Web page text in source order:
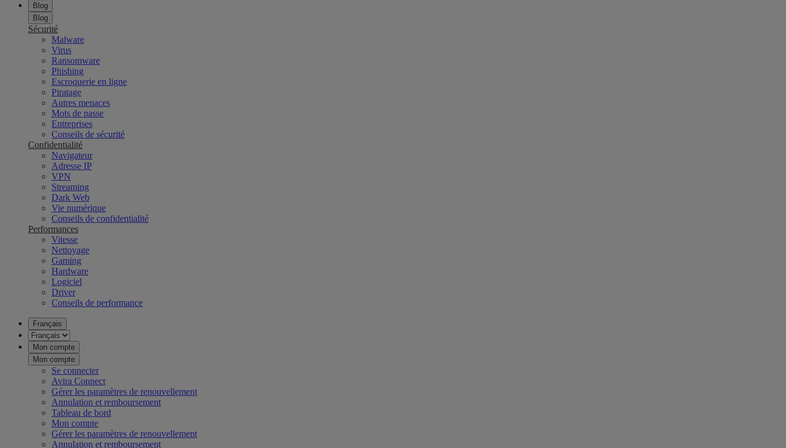
Blog
Blog
Sécurité
Malware
Virus
Ransomware
Phishing
Escroquerie en ligne
Piratage
Autres menaces
Mots de passe
Entreprises
Conseils de sécurité
Confidentialité
Navigateur
Adresse IP
VPN
Streaming
Dark Web
Vie numérique
Conseils de confidentialité
Performances
Vitesse
Nettoyage
Gaming
Hardware
Logiciel
Driver
Conseils de performance
Français
Mon compte
Mon compte
Se connecter
Avira Connect
Gérer les paramètres de renouvellement
Annulation et remboursement
Tableau de bord
Mon compte
Gérer les paramètres de renouvellement
Annulation et remboursement